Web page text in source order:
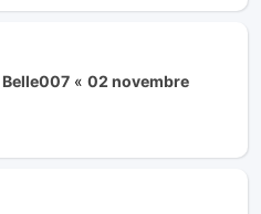
Belle007 « 02 novembre